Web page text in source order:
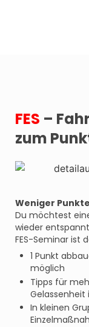
FES –
zum
Weniger
Du möchtest
wieder
FES-Seminar ist
1 Punkt
möglich
Tipps für
In kleinen